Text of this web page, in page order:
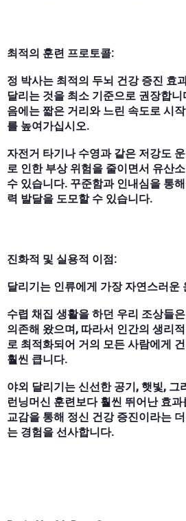
최적의 훈련 프로토콜:
정 박사는 최적의 두뇌 건강 증진 효
달리는 것을 최소 기준으로 권장합
음에는 짧은 거리와 느린 속도로 시
를 높여가십시오.
자전거 타기나 수영과 같은 저강도
로 인한 부상 위험을 줄이면서 유산
수 있습니다. 꾸준함과 인내심을 통
력 발달을 도모할 수 있습니다.
진화적 및 실용적 이점:
달리기는 인류에게 가장 자연스러운
수렵 채집 생활을 하던 우리 조상들
의존해 왔으며, 따라서 인간의 생리
로 최적화되어 거의 모든 사람에게
훨씬 큽니다.
야외 달리기는 신선한 공기, 햇빛, 그
런닝머신 훈련보다 훨씬 뛰어난 효
교감을 통해 정신 건강 증진이라는
는 경험을 선사합니다.